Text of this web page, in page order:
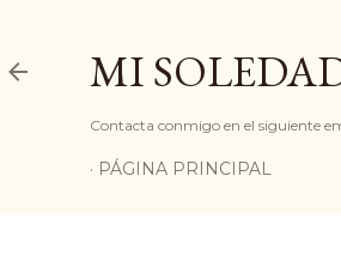
MI
Contacta conmigo en el siguiente
PÁGINA PRINCIPAL